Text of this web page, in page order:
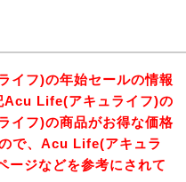
イフ)の年始セールの情報
Acu Life(アキュライフ)の
イフ)の商品がお得な価格
で、Acu Life(アキュラ
ージなどを参考にされて